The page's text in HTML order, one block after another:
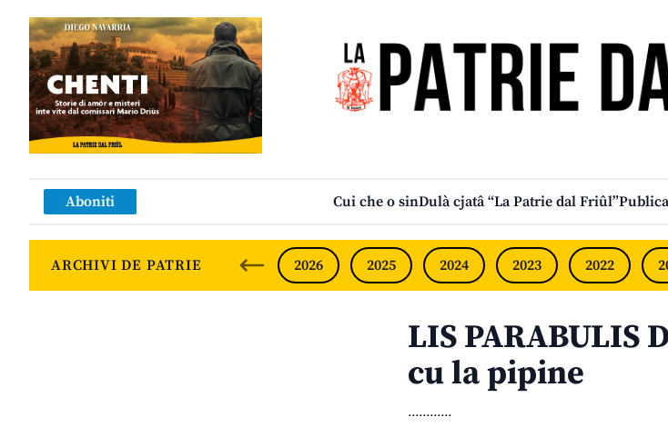
Aboniti Cui che o sinDulà cjatâ “La Patrie dal Friûl”
ARCHIVI DE PATRIE 2026 2025 2024 2023 2022
LIS PARABULIS
cu la pipine
............